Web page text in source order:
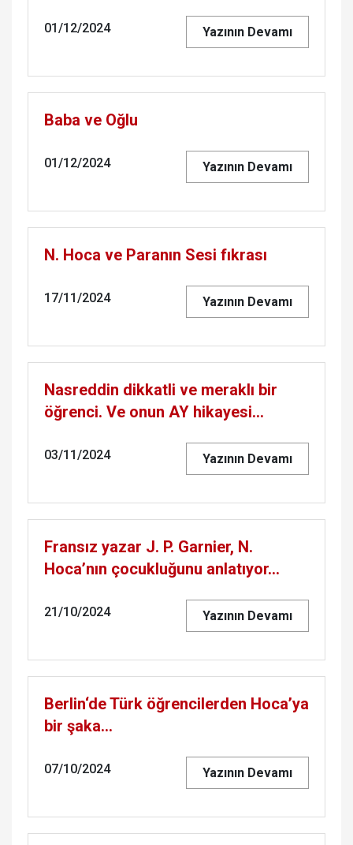
01/12/2024 Yazının Devamı
Baba ve Oğlu
01/12/2024 Yazının Devamı
N. Hoca ve Paranın Sesi fıkrası
17/11/2024 Yazının Devamı
Nasreddin dikkatli ve meraklı bir
öğrenci. Ve onun AY hikayesi...
03/11/2024 Yazının Devamı
Fransız yazar J. P. Garnier, N.
Hoca’nın çocukluğunu anlatıyor...
21/10/2024 Yazının Devamı
Berlin‘de Türk öğrencilerden Hoca’ya
bir şaka...
07/10/2024 Yazının Devamı